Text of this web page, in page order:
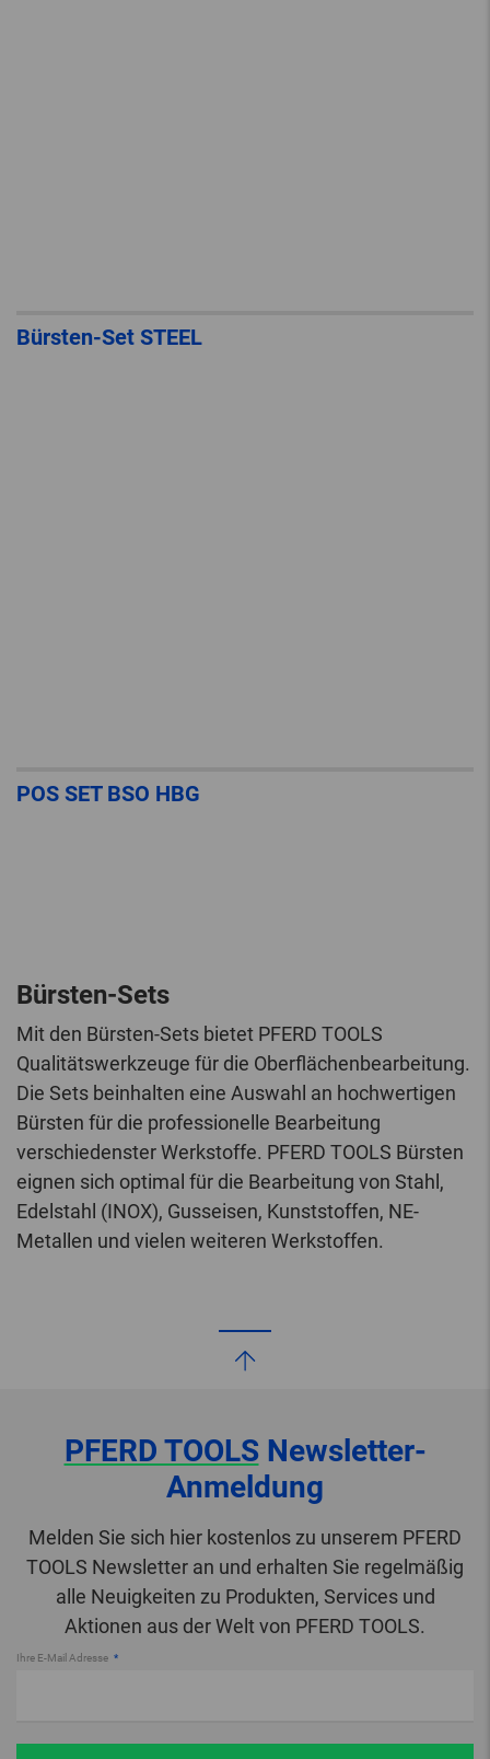
Bürsten-Set STEEL
POS SET BSO HBG
Bürsten-Sets
Mit den Bürsten-Sets bietet PFERD TOOLS
Qualitätswerkzeuge für die Oberflächenbearbeitung.
Die Sets beinhalten eine Auswahl an hochwertigen
Bürsten für die professionelle Bearbeitung
verschiedenster Werkstoffe. PFERD TOOLS Bürsten
eignen sich optimal für die Bearbeitung von Stahl,
Edelstahl (INOX), Gusseisen, Kunststoffen, NE-
Metallen und vielen weiteren Werkstoffen.
PFERD TOOLSNewsletter-
Anmeldung
Melden Sie sich hier kostenlos zu unserem PFERD
TOOLS Newsletter an und erhalten Sie regelmäßig
alle Neuigkeiten zu Produkten, Services und
Aktionen aus der Welt von PFERD TOOLS.
Ihre E-Mail Adresse